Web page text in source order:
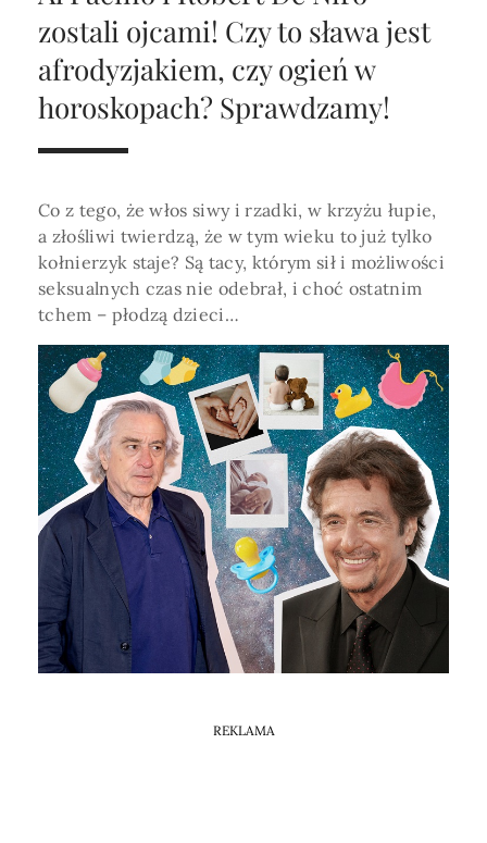
Horoskop Roczny 2026
Horoskop Miłosny
Horoskop Dziecięcy
Horoskop Biznesowy
Horoskop Numerologiczny
Horoskop Numerologiczny na 2026
Horoskop Ziołowy
Horoskop Chiński 2026
Horoskop Egipski
Horoskop Słowiański
Horoskop Mongolski
Magia
Amulety i talizmany
ABC Kosmogramu
Niezwykły świat
Tarot 3 karty
Magia imion
TarotKrzyż Celtycki
medycznej ani finansowej.
KURSY
Zaloguj się lub dołącz
ZAPRASZAMY DO ŚLEDZENIA ASTROMAGII
zostali ojcami! Czy to sława jest
afrodyzjakiem, czy ogień w
horoskopach? Sprawdzamy!
Co z tego, że włos siwy i rzadki, w krzyżu łupie,
a złośliwi twierdzą, że w tym wieku to już tylko
kołnierzyk staje? Są tacy, którym sił i możliwości
seksualnych czas nie odebrał, i choć ostatnim
tchem – płodzą dzieci…
REKLAMA